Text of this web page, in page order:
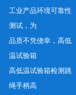
工业产品环境可靠性
测试，为
品质不凭侥幸，高低
温试验箱
高低温试验箱检测跳
绳手柄高